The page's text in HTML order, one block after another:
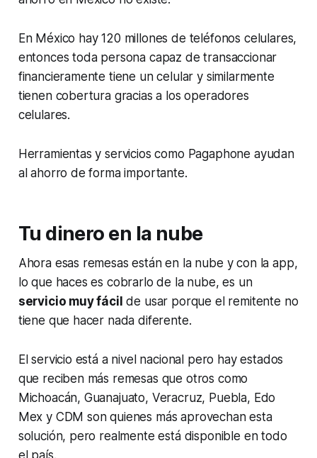
En México hay 120 millones de teléfonos celulares,
entonces toda persona capaz de transaccionar
financieramente tiene un celular y similarmente
tienen cobertura gracias a los operadores
celulares.
Herramientas y servicios como Pagaphone ayudan
al ahorro de forma importante.
Tu dinero en la nube
Ahora esas remesas están en la nube y con la app,
lo que haces es cobrarlo de la nube, es un
servicio muy fácil de usar porque el remitente no
tiene que hacer nada diferente.
El servicio está a nivel nacional pero hay estados
que reciben más remesas que otros como
Michoacán, Guanajuato, Veracruz, Puebla, Edo
Mex y CDM son quienes más aprovechan esta
solución, pero realmente está disponible en todo
el país.